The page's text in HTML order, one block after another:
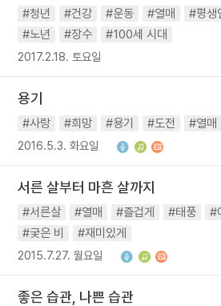
#청년 #건강 #운동 #열매 #평생
#노년
#장수 #100세 시대
2017.2.18. 토요일
용기
#사랑 #희망 #용기 #도전 #열매
2016.5.3. 화요일
서른 살부터 마흔 살까지
#서른살 #열매 #즐겁게 #태풍 #
#궂은 비
#재미있게
2015.7.27. 월요일
좋은 습관, 나쁜 습관